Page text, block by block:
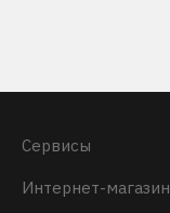
Сервисы
Интернет-магазин